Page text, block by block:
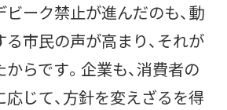
ーク禁止が進んだのも、動
市民の声が高まり、それが
らです。企業も、消費者の
じて、方針を変えざるを得